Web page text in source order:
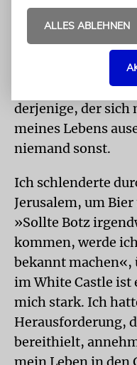
lahm gewesen.
klarer sah,
Problem lösen
Ich war es.« Ich
jüdisches Prinzip
derjenige, der sich
meines Lebens
niemand sonst.
Ich schlenderte
Jerusalem, um
»Sollte Botz
kommen, werde
bekannt machen«,
im White Castle ist
mich stark. Ich
Herausforderung,
bereithielt,
ALLES ABLEHNEN